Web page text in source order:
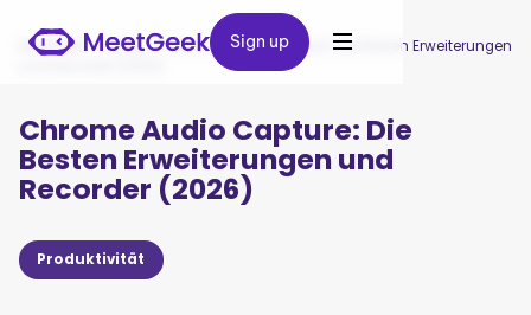
Sign up
Sign up
MeetGeek / Blog / Chrome Audio Capture: Die Besten Erweiterungen
Chrome Audio Capture: Die
Besten Erweiterungen und
Recorder (2026)
Produktivität